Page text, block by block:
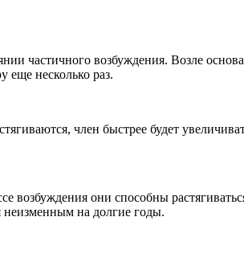
частичного возбуждения. Возле
еще несколько раз.
член быстрее будет
возбуждения они способны
неизменным на долгие годы.